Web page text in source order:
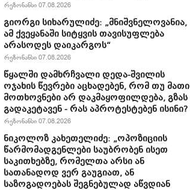
რეზონანსი 07.08.2026
გიორგი სიხარულიძე: „მნიშვნელოვანია,
ამ ქვეყანაში სიტყვის თავისუფლება
არასოდეს დაიკარგოს“
რეზონანსი 07.08.2026
წყალში დამხრჩვალი დედა-შვილის
ოჯახის წევრები აცხადებენ, რომ თუ მათი
მოთხოვნები არ დაკმაყოფილდება, გზას
გადაკეტავენ - რას აპროტესტებენ ისინი?
რეზონანსი 07.08.2026
ნიკოლოზ კახეთელიძე: „ოპოზიციის
წარმომადგენლები საუბრობენ ისეთ
საკითხებზე, რომელთა არსი ან
სათანადოდ ვერ გაუგიათ, ან
საზოგადოებას შეგნებულად აწვდიან